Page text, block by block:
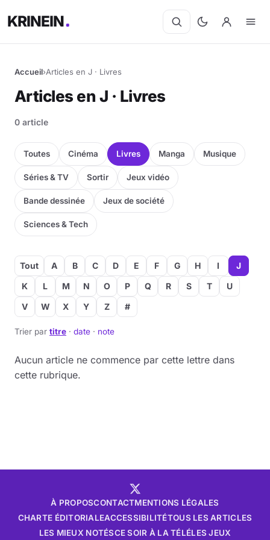
KRINEIN
Accueil›Articles en J · Livres
Articles en J · Livres
0 article
Toutes Cinéma Livres Manga Musique
Séries & TV Sortir Jeux vidéo
Bande dessinée Jeux de société
Sciences & Tech
Tout A B C D E F G H I
J
K
L M N O P Q R S T
U
V
W X Y Z #
Trier par titre · date · note
Aucun article ne commence par cette lettre dans
cette rubrique.
À PROPOSCONTACTMENTIONS LÉGALES
CHARTE ÉDITORIALEACCESSIBILITÉTOUS LES ARTICLES
LES MIEUX NOTÉSCE SOIR À LA TÉLÉLES JEUX